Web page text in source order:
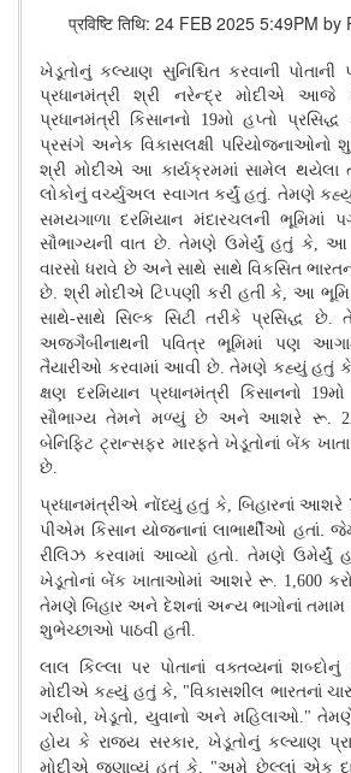
प्रविष्टि तिथि: 24 FEB 2025 5:49PM
ખેડૂતોનું કલ્યાણ સુનિશ્ચિત કરવાની
પ્રધાનમંત્રી શ્રી નરેન્દ્ર મોદીએ આજે
પ્રધાનમંત્રી કિસાનનો
19મો હપ્તો પ્રસિદ્ધ
પ્રસંગે અનેક વિકાસલક્ષી પરિયોજનાઓનો
શ્રી મોદીએ આ કાર્યક્રમમાં સામેલ થયેલા
લોકોનું વર્ચ્યુઅલ સ્વાગત કર્યું હતું. તેમણે કહ્યું
સમયગાળા દરમિયાન મંદારચલની
સૌભાગ્યની વાત છે.તેમણે ઉમેર્યું હતું કે,આ
વારસો ધરાવે છે અને સાથે સાથે વિકસિત
છે. શ્રી મોદીએ ટિપ્પણી કરી હતી કે,આ ભૂમિ
સાથે-સાથે સિલ્ક સિટી તરીકે પ્રસિદ્ધ છે.
અજગૈબીનાથની પવિત્ર ભૂમિમાં પણ
તૈયારીઓ કરવામાં આવી છે. તેમણે કહ્યું હતું કે
ક્ષણ દરમિયાન પ્રધાનમંત્રી કિસાનનો 19
સૌભાગ્ય તેમને મળ્યું છે અને આશરે રૂ.
બેનિફિટ ટ્રાન્સફર મારફતે ખેડૂતોનાં બેંક
છે.
પ્રધાનમંત્રીએ નોંધ્યું હતું કે, બિહારનાં આશરે
પીએમ કિસાન યોજનાનાં લાભાર્થીઓ હતાં.
રીલિઝ કરવામાં આવ્યો હતો. તેમણે ઉમેર્યું
ખેડૂતોનાં બેંક ખાતાઓમાં આશરે રૂ. 1,600
તેમણે બિહાર અને દેશનાં અન્ય ભાગોનાં તમામ
શુભેચ્છાઓ પાઠવી હતી.
લાલ કિલ્લા પર પોતાનાં વક્તવ્યનાં શબ્દોનું
મોદીએ કહ્યું હતું કે, "વિકાસશીલ ભારતનાં
ગરીબો,ખેડૂતો, યુવાનો અને મહિલાઓ."
હોય કે રાજ્ય સરકાર, ખેડૂતોનું કલ્યાણ
મોદીએ જણાવ્યું હતું કે, "અમે છેલ્લાં એક